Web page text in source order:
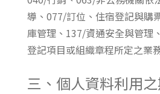
導、077/訂位、住宿登記與購
庫管理、137/資通安全與管理
登記項目或組織章程所定之業
三、個人資料利用